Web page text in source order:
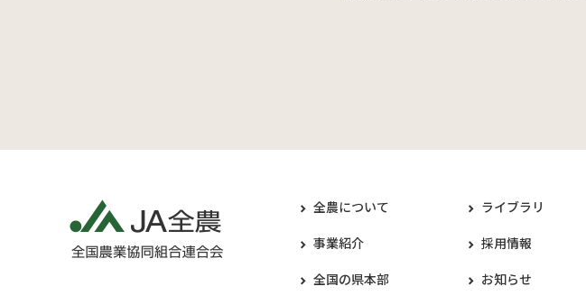
全農について
事業紹介
全国の県本部
ライブラリ
採用情報
お知らせ